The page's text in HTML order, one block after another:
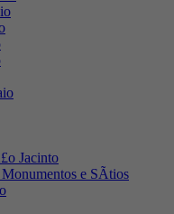
Jacinto
e SÃ­tios